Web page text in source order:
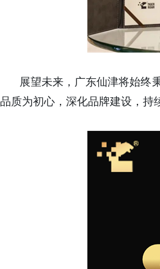
展望未来，广东仙津将始终
品质为初心，深化品牌建设，持